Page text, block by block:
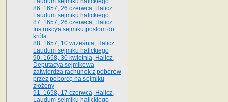
86. 1657, 26 czerwca, Halicz.
Laudum sejmiku halickiego
87. 1657, 26 czerwca, Halicz.
Instrukcya sejmiku posłom do
króla
88. 1657, 10 września, Halicz.
Laudum sejmiku halickiego
90. 1658, 30 kwietnia, Halicz.
Deputacya sejmikowa
zatwierdza rachunek z poborów
przez poborcę na sejmiku
złożony
91. 1658, 17 czerwca, Halicz.
Laudum sejmiku halickiego